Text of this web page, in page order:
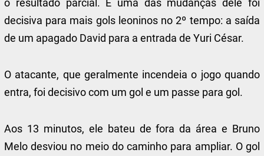
o resultado parcial. E uma das mudanças dele foi
decisiva para mais gols leoninos no 2º tempo: a saída
de um apagado David para a entrada de Yuri César.
O atacante, que geralmente incendeia o jogo quando
entra, foi decisivo com um gol e um passe para gol.
Aos 13 minutos, ele bateu de fora da área e Bruno
Melo desviou no meio do caminho para ampliar. O gol